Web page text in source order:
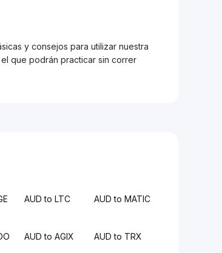
y consejos para utilizar nuestra
que podrán practicar sin correr
AUD to LTC AUD to MATIC
AUD to AGIX AUD to TRX